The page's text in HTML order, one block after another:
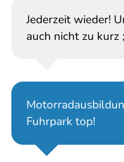
Jederzeit wieder!
auch nicht zu kurz
Fuhrpark top!